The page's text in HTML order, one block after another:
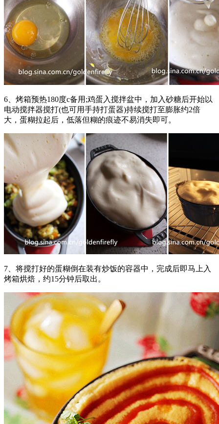
6、烤箱预热180度c备用;鸡蛋入搅拌盆中，加入砂糖后开始以
电动搅拌器搅打(也可用手持打蛋器)持续搅打至膨胀约2倍
大，蛋糊拉起后，低落但糊的痕迹不易消失即可。
7、将搅打好的蛋糊倒在装有炒饭的容器中，完成后即马上入
烤箱烘焙，约15分钟后取出。